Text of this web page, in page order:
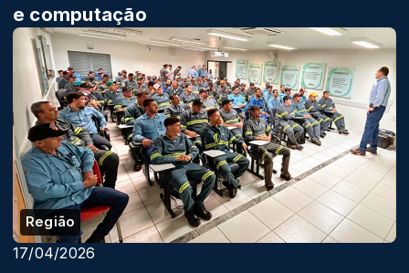
e computação
Região
17/04/2026